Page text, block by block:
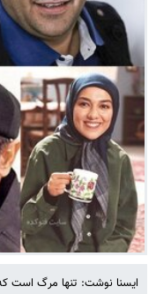
ایسنا نوشت: تنها مرگ است که